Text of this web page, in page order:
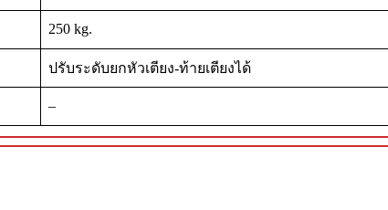
250 kg.
ปรับระดับยกหัวเตียง-ท้ายเตียงได้
–